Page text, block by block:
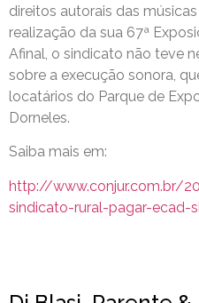
direitos autorais das
realização da sua 67ª
Afinal, o sindicato não teve
sobre a execução sonora,
locatários do Parque de
Dorneles.
Saiba mais em:
http://www.conjur.com.br/
sindicato-rural-pagar-ecad-